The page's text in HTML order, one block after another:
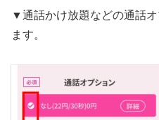
▼通話かけ放題などの通話
ます。